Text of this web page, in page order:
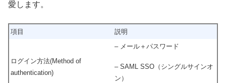
愛します。
項目 説明
ログイン方法(Method of
authentication)
– メール＋パスワード
– SAML SSO（シングルサインオ
ン）